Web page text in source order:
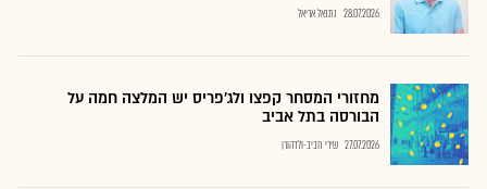
28.07.2026 נתנאל אריאל
מחזורי המסחר קפצו ולג'פריס יש המלצה חמה על
הבורסה בתל אביב
27.07.2026 שירי חביב-ולדהורן